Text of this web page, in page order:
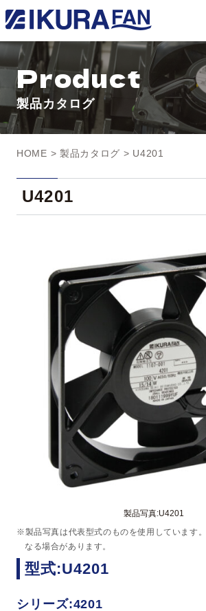
Product
製品カタログ
HOME > 製品カタログ > U4201
U4201
製品写真:U4201
※製品写真は代表型式のものを使用しています
なる場合があります。
型式:U4201
シリーズ:4201